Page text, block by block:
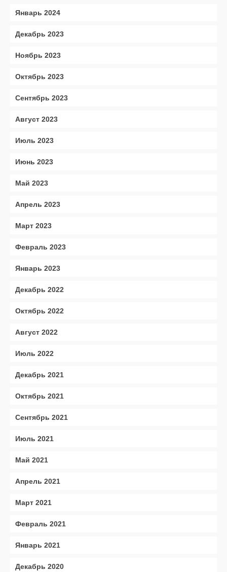
Январь 2024
Декабрь 2023
Ноябрь 2023
Октябрь 2023
Сентябрь 2023
Август 2023
Июль 2023
Июнь 2023
Май 2023
Апрель 2023
Март 2023
Февраль 2023
Январь 2023
Декабрь 2022
Октябрь 2022
Август 2022
Июль 2022
Декабрь 2021
Октябрь 2021
Сентябрь 2021
Июль 2021
Май 2021
Апрель 2021
Март 2021
Февраль 2021
Январь 2021
Декабрь 2020